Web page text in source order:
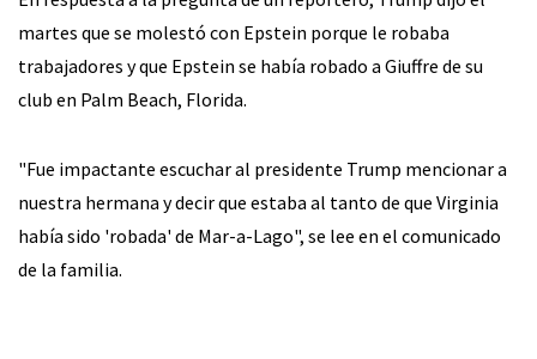
martes que se molestó con Epstein porque le robaba
trabajadores y que Epstein se había robado a Giuffre de su
club en Palm Beach, Florida.
"Fue impactante escuchar al presidente Trump mencionar a
nuestra hermana y decir que estaba al tanto de que Virginia
había sido 'robada' de Mar-a-Lago", se lee en el comunicado
de la familia.